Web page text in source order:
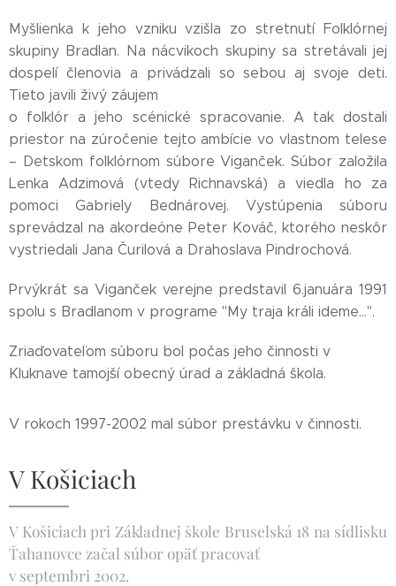
Myšlienka k jeho vzniku vzišla zo stretnutí Folklórnej
skupiny Bradlan. Na nácvikoch skupiny sa stretávali jej
dospelí členovia a privádzali so sebou aj svoje deti.
Tieto javili živý záujem
o folklór a jeho scénické spracovanie. A tak dostali
priestor na zúročenie tejto ambície vo vlastnom telese
– Detskom folklórnom súbore Viganček. Súbor založila
Lenka Adzimová (vtedy Richnavská) a viedla ho za
pomoci Gabriely Bednárovej. Vystúpenia súboru
sprevádzal na akordeóne Peter Kováč, ktorého neskôr
vystriedali Jana Čurilová a Drahoslava Pindrochová.
Prvýkrát sa Viganček verejne predstavil 6.januára 1991
spolu s Bradlanom v programe "My traja králi ideme...".
Zriaďovateľom súboru bol počas jeho činnosti v
Kluknave tamojší obecný úrad a základná škola.
V rokoch 1997-2002 mal súbor prestávku v činnosti.
V Košiciach
V Košiciach pri Základnej škole Bruselská 18 na sídlisku
Ťahanovce začal súbor opäť pracovať
v septembri 2002.